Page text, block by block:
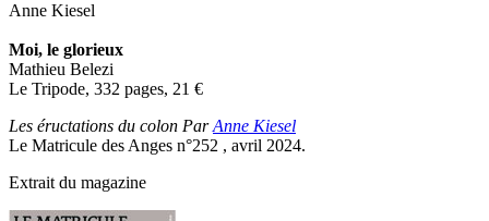
Anne Kiesel
Moi, le glorieux
Mathieu Belezi
Le Tripode, 332 pages, 21 €
Les éructations du colon ParAnne Kiesel
Le Matricule des Anges n°252 , avril 2024.
Extrait du magazine